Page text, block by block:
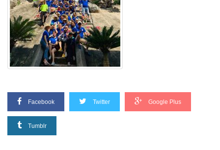
Facebook Twitter Google Plus
Tumblr